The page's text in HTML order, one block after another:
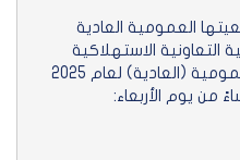
العمومية العادية
التعاونية الاستهلاكية
بالخفجي اجتماع جمعيتها العمومية (العادية) لعام 2025